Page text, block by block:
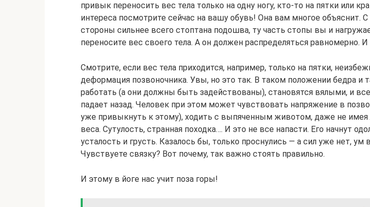
привык переносить вес тела только на одну ногу, кто-то на пятки или
интереса посмотрите сейчас на вашу обувь! Она вам многое объяснит. С
стороны сильнее всего стоптана подошва, ту часть стопы вы и
переносите вес своего тела. А он должен распределяться равномерно. И
Смотрите, если вес тела приходится, например, только на пятки,
деформация позвоночника. Увы, но это так. В таком положении бедра и
работать (а они должны быть задействованы), становятся вялыми, и
падает назад. Человек при этом может чувствовать напряжение в
уже привыкнуть к этому), ходить с выпяченным животом, даже не имея
веса. Сутулость, странная походка…. И это не все напасти. Его начнут
усталость и грусть. Казалось бы, только проснулись — а сил уже нет, ум
Чувствуете связку? Вот почему, так важно стоять правильно.
И этому в йоге нас учит поза горы!